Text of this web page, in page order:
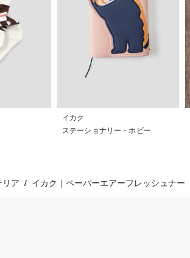
イカク
ステーショナリー・ホビー
リア イカク｜ペーパーエアーフレッシュナー